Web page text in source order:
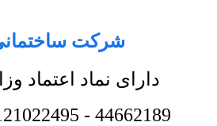
شرکت
دارای نماد اعتماد
44662189
-